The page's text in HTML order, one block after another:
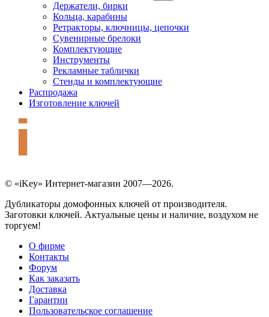
Держатели, бирки
Кольца, карабины
Ретракторы, ключницы, цепочки
Сувенирные брелоки
Комплектующие
Инструменты
Рекламные таблички
Стенды и комплектующие
Распродажа
Изготовление ключей
© «iKey» Интернет-магазин 2007—2026.
Дубликаторы домофонных ключей от производителя.
Заготовки ключей. Актуальные цены и наличие, воздухом не
торгуем!
О фирме
Контакты
Форум
Как заказать
Доставка
Гарантии
Пользовательское соглашение